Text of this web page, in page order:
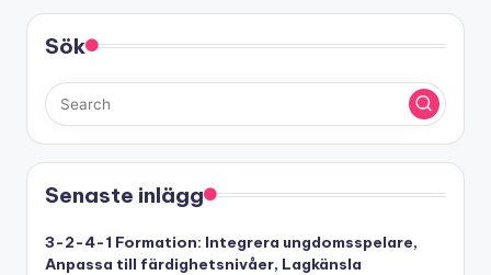
Sök
Senaste inlägg
3-2-4-1 Formation: Integrera ungdomsspelare,
Anpassa till färdighetsnivåer, Lagkänsla